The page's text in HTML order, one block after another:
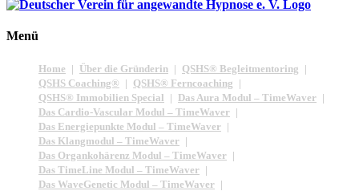
Menü
Home Über die Gründerin
QSHS® Begleitmentoring
QSHS Coaching®
QSHS® Ferncoaching
QSHS® Immobilien Special
Das Aura Modul – TimeWaver
Das Cardio-Vascular Modul – TimeWaver
Das Energiepunkte Modul – TimeWaver
Das Klangmodul – TimeWaver
Das Organkohärenz Modul – TimeWaver
Das TimeLine Modul – TimeWaver
Das WaveGenetic Modul – TimeWaver